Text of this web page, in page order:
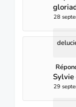
28
Sylvie
29